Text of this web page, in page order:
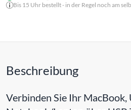
Bis 15 Uhr bestellt - in der Regel noch am
Beschreibung
Verbinden Sie Ihr MacBook,